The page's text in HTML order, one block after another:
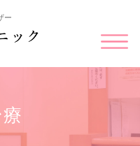
ー